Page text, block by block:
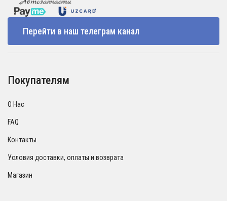
Перейти в наш телеграм канал
Покупателям
О Нас
FAQ
Контакты
Условия доставки, оплаты и возврата
Магазин